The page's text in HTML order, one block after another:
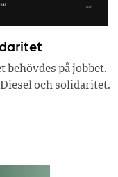
behövdes på jobbet.
och solidaritet.